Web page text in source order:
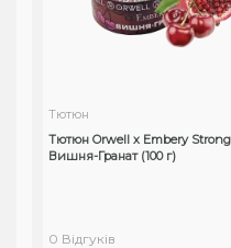
Тютюн
Тютюн Orwell x Embery Strong
Вишня-Гранат (100 г)
0 Відгуків